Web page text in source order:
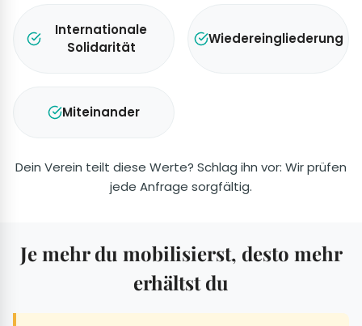
Internationale
Solidarität
Wiedereingliederung
Miteinander
Dein Verein teilt diese Werte? Schlag ihn vor: Wir prüfen
jede Anfrage sorgfältig.
Je mehr du mobilisierst, desto mehr
erhältst du